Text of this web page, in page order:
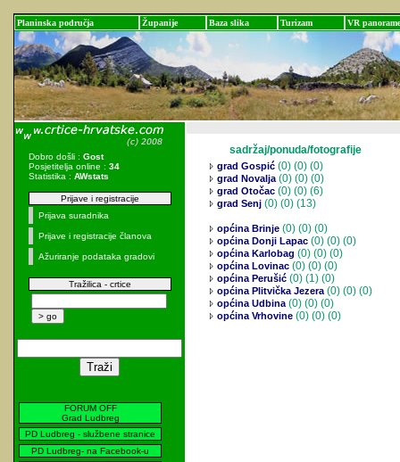
Planinska područja Županije Baza slika Turizam VR panorame
Dobro došli : Gost
Posjetitelja online : 34
Statistika : AWstats
Prijave i registracije
Prijava suradnika
Prijave i registracije članova
Ažuriranje podataka gradovi
Tražilica - crtice
FORUM OFF
Grad Ludbreg
PD Ludbreg - službene stranice
PD Ludbreg- na Facebook-u
sadržaj/ponuda/fotografije
grad Gospić (0) (0) (0)
grad Novalja(0) (0) (0)
grad Otočac (0) (0) (6)
grad Senj (0) (0) (13)
općina Brinje (0) (0) (0)
općina Donji Lapac (0) (0) (0)
općina Karlobag (0) (0) (0)
općina Lovinac (0) (0) (0)
općina Perušić (0) (1) (0)
općina Plitvička Jezera(0) (0) (0)
općina Udbina(0) (0) (0)
općina Vrhovine (0) (0) (0)